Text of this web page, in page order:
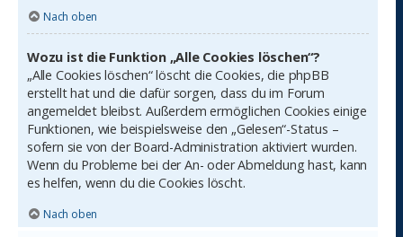
Nach oben
Wozu ist die Funktion „Alle Cookies löschen“?
„Alle Cookies löschen“ löscht die Cookies, die phpBB
erstellt hat und die dafür sorgen, dass du im Forum
angemeldet bleibst. Außerdem ermöglichen Cookies einige
Funktionen, wie beispielsweise den „Gelesen“-Status –
sofern sie von der Board-Administration aktiviert wurden.
Wenn du Probleme bei der An- oder Abmeldung hast, kann
es helfen, wenn du die Cookies löscht.
Nach oben